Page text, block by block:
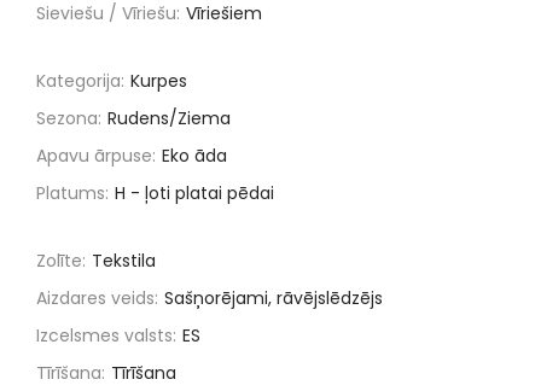
Sieviešu / Vīriešu: Vīriešiem
Kategorija: Kurpes
Sezona: Rudens/Ziema
Apavu ārpuse: Eko āda
Platums: H - ļoti platai pēdai
Zolīte: Tekstila
Aizdares veids: Sašņorējami, rāvējslēdzējs
Izcelsmes valsts: ES
Tīrīšana: Tīrīšana